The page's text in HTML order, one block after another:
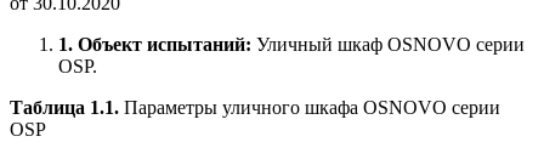
1. Объект испытаний: Уличный шкаф OSNOVO серии
OSP.
Таблица 1.1. Параметры уличного шкафа OSNOVO серии
OSP